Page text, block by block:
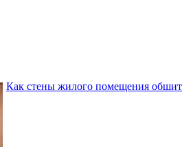
Как стены жилого помещения